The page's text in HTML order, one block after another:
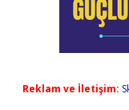
Reklam ve İletişim: